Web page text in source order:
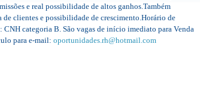
e real possibilidade de altos ganhos.Também
clientes e possibilidade de crescimento.Horário de
categoria B. São vagas de início imediato para Venda
para e-mail: oportunidades.rh@hotmail.com